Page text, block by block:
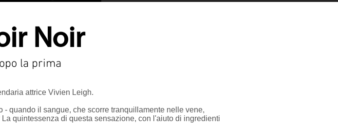
Noir
la prima
attrice Vivien Leigh.
quando il sangue, che scorre tranquillamente nelle vene,
quintessenza di questa sensazione, con l'aiuto di ingredienti